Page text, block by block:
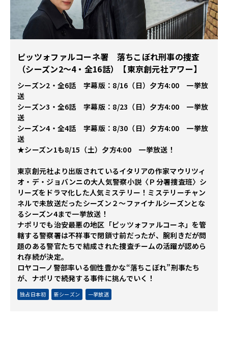
ピッツォファルコーネ署 落ちこぼれ刑事の捜査
（シーズン2～4・全16話）【東京創元社アワー】
シーズン2・全6話 字幕版：8/16（日）夕方4:00 一挙放
送
シーズン3・全6話 字幕版：8/23（日）夕方4:00 一挙放
送
シーズン4・全4話 字幕版：8/30（日）夕方4:00 一挙放
送
★シーズン1も8/15（土）夕方4:00 一挙放送！
東京創元社より出版されているイタリアの作家マウリツィ
オ・デ・ジョバンニの大人気警察小説〈Ｐ分署捜査班〉シ
リーズをドラマ化した人気ミステリー！ミステリーチャン
ネルで未放送だったシーズン２～ファイナルシーズンとな
るシーズン4まで一挙放送！
ナポリでも治安最悪の地区「ピッツォファルコーネ」を管
轄する警察署は不祥事で閉鎖寸前だったが、腕利きだが問
題のある警官たちで結成された捜査チームの活躍が認めら
れ存続が決定。
ロヤコーノ警部率いる個性豊かな“落ちこぼれ”刑事たち
が、ナポリで続発する事件に挑んでいく！
独占日本初 新シーズン 一挙放送